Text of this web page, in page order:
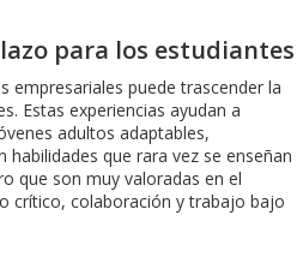
para los estudiantes
empresariales puede trascender la
Estas experiencias ayudan a
adultos adaptables,
que rara vez se enseñan
que son muy valoradas en el
crítico, colaboración y trabajo bajo